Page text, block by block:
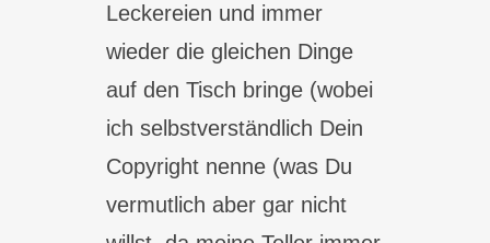
Leckereien und immer
wieder die gleichen Dinge
auf den Tisch bringe (wobei
ich selbstverständlich Dein
Copyright nenne (was Du
vermutlich aber gar nicht